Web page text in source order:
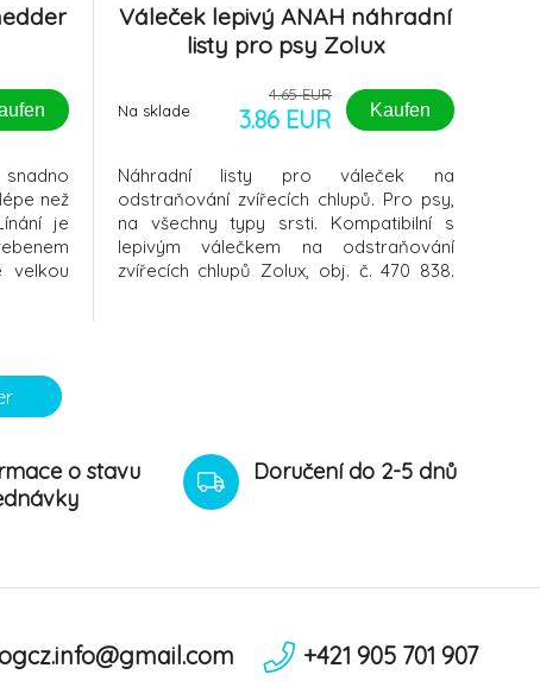
než
je
velkou
Váleček lepivý ANAH náhradní
listy pro psy Zolux
Na sklade
4.65 EUR
3.86 EUR Kaufen
Náhradní listy pro váleček na
odstraňování zvířecích chlupů. Pro psy,
na všechny typy srsti. Kompatibilní s
lepivým válečkem na odstraňování
zvířecích chlupů Zolux, obj. č. 470 838.
o stavu
Doručení do 2-5 dnů
+421 905 701 907